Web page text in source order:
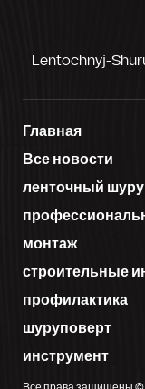
Lentochnyj-
Главная
Все новости
ленточный
монтаж
строительные
профилактика
шуруповерт
инструмент